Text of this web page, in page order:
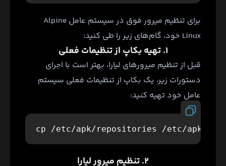
برای تنظیم میرور فوق در سیستم عامل Alpine
Linux خود، گام‌های زیر را طی کنید:
۱. تهیه بکاپ از تنظیمات فعلی
قبل از تنظیم میرورهای لیارا، بهتر است با اجرای
دستورات زیر، یک بکاپ از تنظیمات فعلی سیستم
عامل خود تهیه کنید:
۲. تنظیم میرور لیارا